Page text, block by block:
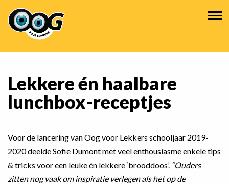
Overslaan
en
naar
inhoud
Hoofdnavigatie
Lekkere én haalbare
lunchbox-receptjes
Voor de lancering van Oog voor Lekkers schooljaar 2019-
2020 deelde Sofie Dumont met veel enthousiasme enkele tips
& tricks voor een leuke én lekkere ‘brooddoos’. “Ouders
zitten nog vaak om inspiratie verlegen als het op de